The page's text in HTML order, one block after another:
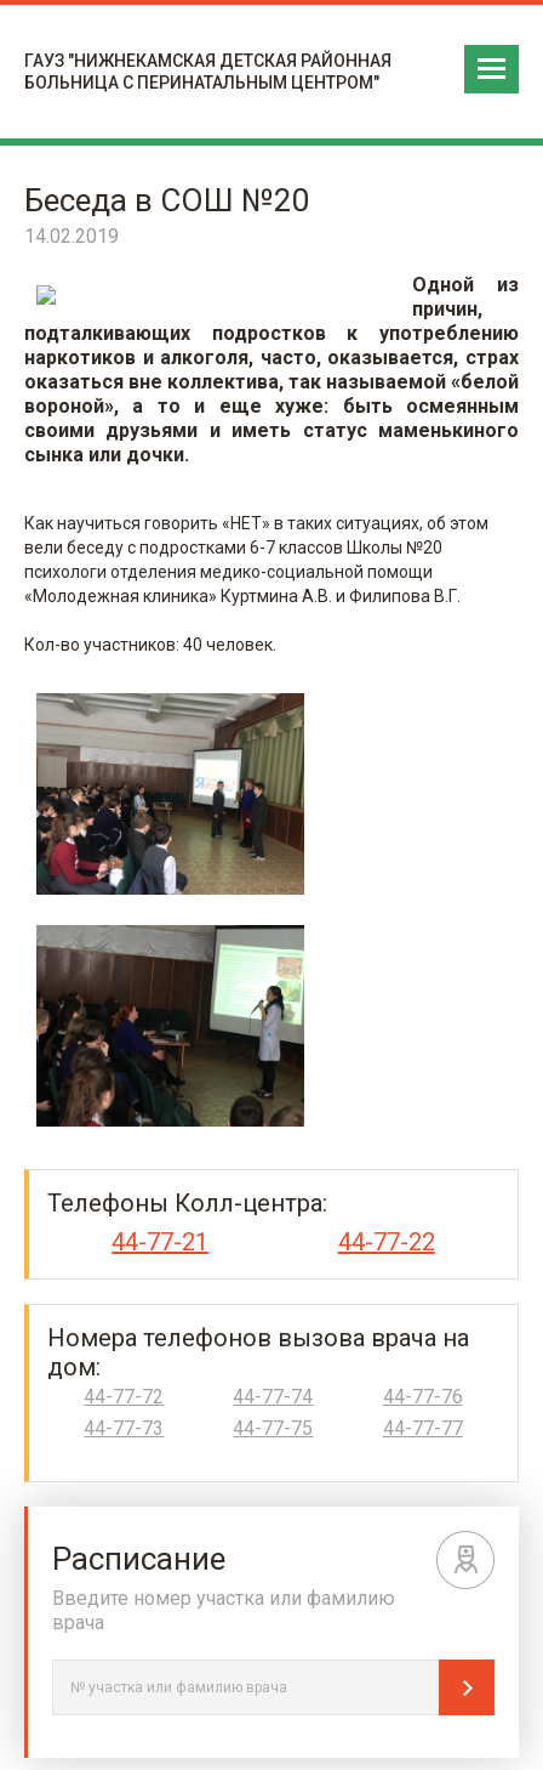
ГАУЗ "НИЖНЕКАМСКАЯ ДЕТСКАЯ РАЙОННАЯ
БОЛЬНИЦА С ПЕРИНАТАЛЬНЫМ ЦЕНТРОМ"
Беседа в СОШ №20
14.02.2019
Одной из
причин,
подталкивающих подростков к употреблению
наркотиков и алкоголя, часто, оказывается, страх
оказаться вне коллектива, так называемой «белой
вороной», а то и еще хуже: быть осмеянным
своими друзьями и иметь статус маменькиного
сынка или дочки.
Как научиться говорить «НЕТ» в таких ситуациях, об этом
вели беседу с подростками 6-7 классов Школы №20
психологи отделения медико-социальной помощи
«Молодежная клиника» Куртмина А.В. и Филипова В.Г.
Кол-во участников: 40 человек.
Телефоны Колл-центра:
44-77-21
44-77-22
Номера телефонов вызова врача на
дом:
44-77-72
44-77-73
44-77-74
44-77-75
44-77-76
44-77-77
Расписание
Введите номер участка или фамилию
врача